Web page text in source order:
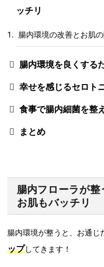
ッチリ
腸内環境の改善とお肌
腸内環境を良くする
幸せを感じるセロト
食事で腸内細菌を整
まとめ
腸内フローラが
お肌もバッチリ
腸内環境が整うと、お通じ
ップしてきます！